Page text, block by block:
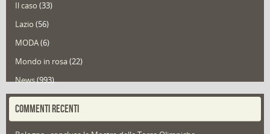
Il caso (33)
Lazio (56)
MODA(6)
Mondo in rosa(22)
News(993)
Portfolio(1)
COMMENTI RECENTI